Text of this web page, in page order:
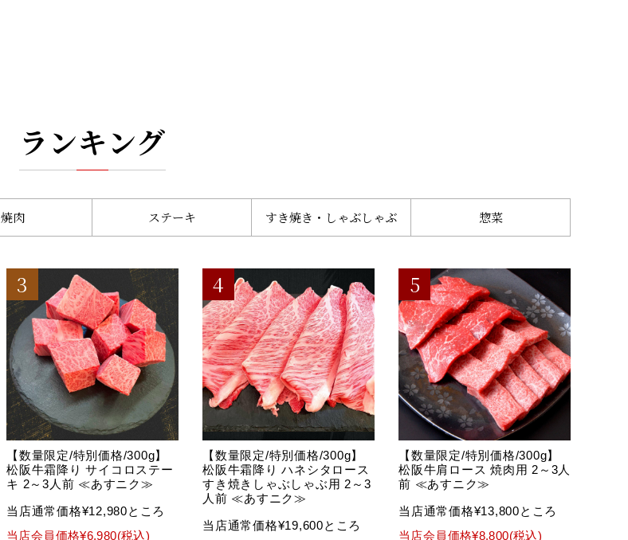
ランキング
焼肉 ステーキ すき焼き・ しゃぶしゃぶ 惣菜
【数量限定/特別価格/300g】
松阪牛霜降り サイコロステー
キ 2～3人前 ≪あすニク≫
当店通常価格¥12,980ところ
当店会員価格¥6,980(税込)
【数量限定/特別価格/300g】
松阪牛霜降り ハネシタロース
すき焼きしゃぶしゃぶ用 2～3
人前 ≪あすニク≫
当店通常価格¥19,600ところ
【数量限定/特別価格/300g】
松阪牛肩ロース 焼肉用 2～3人
前 ≪あすニク≫
当店通常価格¥13,800ところ
当店会員価格¥8,800(税込)